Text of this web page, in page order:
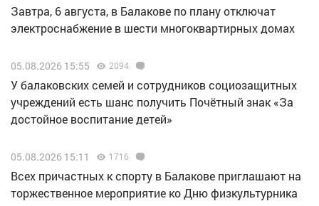
Завтра, 6 августа, в Балакове по плану отключат
электроснабжение в шести многоквартирных домах
05.08.2026 15:55 2094
У балаковских семей и сотрудников социозащитных
учреждений есть шанс получить Почётный знак «За
достойное воспитание детей»
05.08.2026 15:11 1716
Всех причастных к спорту в Балакове приглашают на
торжественное мероприятие ко Дню физкультурника